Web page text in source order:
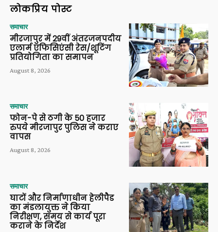
लोकप्रिय पोस्ट
समाचार
मीरजापुर में 29वीं अंतरजनपदीय
एलार्म एफिसिएंसी रेस/शूटिंग
प्रतियोगिता का समापन
August 8, 2026
समाचार
फोन-पे से ठगी के 50 हजार
रुपये मीरजापुर पुलिस ने कराए
वापस
August 8, 2026
समाचार
घाटों और निर्माणाधीन हेलीपैड
का मंडलायुक्त ने किया
निरीक्षण, समय से कार्य पूरा
कराने के निर्देश